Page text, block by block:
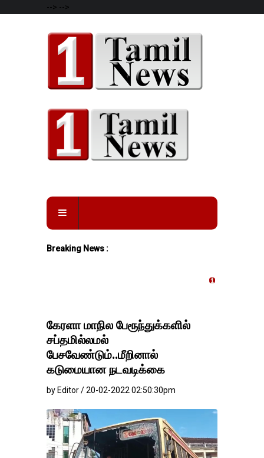
--> -->
Breaking News :
தங்கம்-வெள்ளி விலை
கேரளா மாநில பேரூந்துக்களில்
சப்தமில்லமல்
பேசவேண்டும்..மீறினால்
கடுமையான நடவடிக்கை
by Editor / 20-02-2022 02:50:30pm